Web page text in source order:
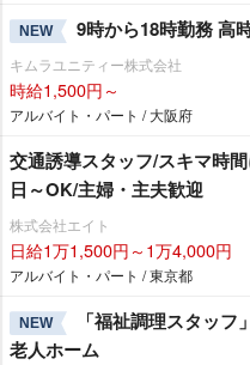
NEW 9時から18時勤務 高
キムラユニティー株式会社
時給1,500円～
アルバイト・パート / 大阪府
交通誘導スタッフ/スキマ時
日～OK/主婦・主夫歓迎
株式会社エイト
日給1万1,500円～1万4,000円
アルバイト・パート / 東京都
NEW
「福祉調理スタッ
老人ホーム